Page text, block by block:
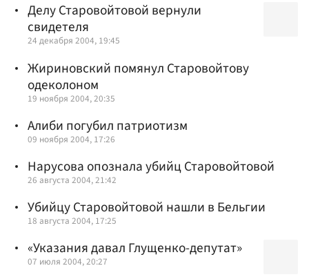
Делу Старовойтовой вернули
свидетеля
24 декабря 2004, 19:45
Жириновский помянул Старовойтову
одеколоном
19 ноября 2004, 20:35
Алиби погубил патриотизм
09 ноября 2004, 17:26
Нарусова опознала убийц Старовойтовой
26 августа 2004, 21:42
Убийцу Старовойтовой нашли в Бельгии
18 августа 2004, 17:25
«Указания давал Глущенко-депутат»
07 июля 2004, 20:27